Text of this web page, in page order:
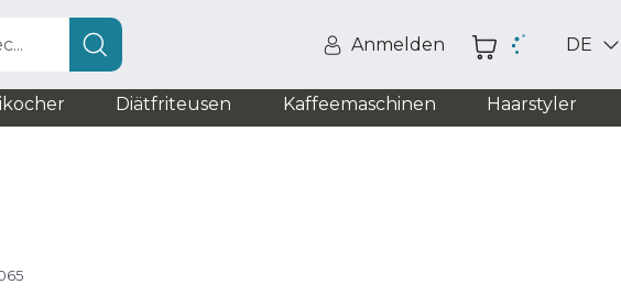
Anmelden DE
Diätfriteusen Kaffeemaschinen Haarstyler